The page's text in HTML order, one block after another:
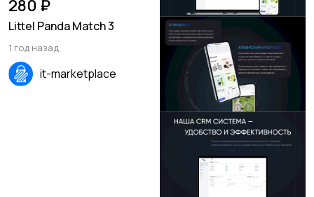
280 ₽
Littel Panda Match 3
1 год назад
it-marketplace